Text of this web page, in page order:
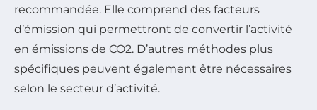
recommandée. Elle comprend des facteurs
d’émission qui permettront de convertir l’activité
en émissions de CO2. D’autres méthodes plus
spécifiques peuvent également être nécessaires
selon le secteur d’activité.